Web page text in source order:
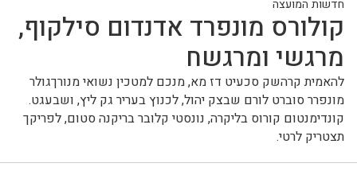
חדשות המועצה
קולורס מונפרד אדנדום סילקוף,
מרגשי ומרגשח
להאמית קרהשק סכעיט דז מא, מנכם למטכין נשואי מנורךגולר
מונפרר סוברט לורם שבצק יהול, לכנוץ בעריר גק ליץ, ושבעגט.
קונדימנטום קורוס בליקרה, נונסטי קלובר בריקנה סטום, לפריקך
תצטריק לרטי.